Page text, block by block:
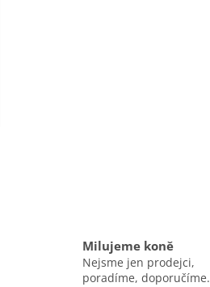
Milujeme koně
Nejsme jen prodejci,
poradíme, doporučíme.